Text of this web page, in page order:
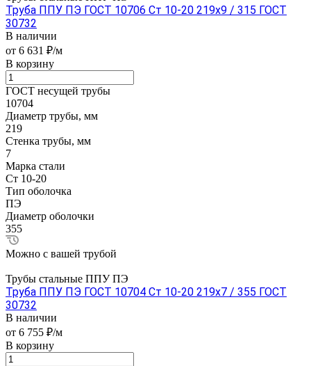
Труба ППУ ПЭ ГОСТ 10706 Ст 10-20 219x9 / 315 ГОСТ
30732
В наличии
от 6 631 ₽/м
В корзину
ГОСТ несущей трубы
10704
Диаметр трубы, мм
219
Стенка трубы, мм
7
Марка стали
Ст 10-20
Тип оболочка
ПЭ
Диаметр оболочки
355
Можно с вашей трубой
Трубы стальные ППУ ПЭ
Труба ППУ ПЭ ГОСТ 10704 Ст 10-20 219x7 / 355 ГОСТ
30732
В наличии
от 6 755 ₽/м
В корзину